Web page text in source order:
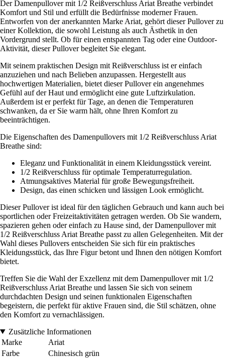
Der Damenpullover mit 1/2 Reißverschluss Ariat Breathe verbindet
Komfort und Stil und erfüllt die Bedürfnisse moderner Frauen.
Entworfen von der anerkannten Marke Ariat, gehört dieser Pullover zu
einer Kollektion, die sowohl Leistung als auch Ästhetik in den
Vordergrund stellt. Ob für einen entspannten Tag oder eine Outdoor-
Aktivität, dieser Pullover begleitet Sie elegant.
Mit seinem praktischen Design mit Reißverschluss ist er einfach
anzuziehen und nach Belieben anzupassen. Hergestellt aus
hochwertigen Materialien, bietet dieser Pullover ein angenehmes
Gefühl auf der Haut und ermöglicht eine gute Luftzirkulation.
Außerdem ist er perfekt für Tage, an denen die Temperaturen
schwanken, da er Sie warm hält, ohne Ihren Komfort zu
beeinträchtigen.
Die Eigenschaften des Damenpullovers mit 1/2 Reißverschluss Ariat
Breathe sind:
Eleganz und Funktionalität in einem Kleidungsstück vereint.
1/2 Reißverschluss für optimale Temperaturregulation.
Atmungsaktives Material für große Bewegungsfreiheit.
Design, das einen schicken und lässigen Look ermöglicht.
Dieser Pullover ist ideal für den täglichen Gebrauch und kann auch bei
sportlichen oder Freizeitaktivitäten getragen werden. Ob Sie wandern,
spazieren gehen oder einfach zu Hause sind, der Damenpullover mit
1/2 Reißverschluss Ariat Breathe passt zu allen Gelegenheiten. Mit der
Wahl dieses Pullovers entscheiden Sie sich für ein praktisches
Kleidungsstück, das Ihre Figur betont und Ihnen den nötigen Komfort
bietet.
Treffen Sie die Wahl der Exzellenz mit dem Damenpullover mit 1/2
Reißverschluss Ariat Breathe und lassen Sie sich von seinem
durchdachten Design und seinen funktionalen Eigenschaften
begeistern, die perfekt für aktive Frauen sind, die Stil schätzen, ohne
den Komfort zu vernachlässigen.
Zusätzliche Informationen
Marke
Ariat
Farbe
Chinesisch grün